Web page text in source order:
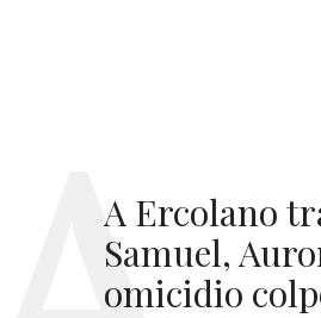
A Ercolano
Samuel,
omicidio